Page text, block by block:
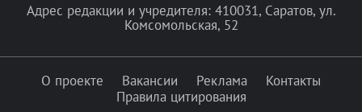
Адрес редакции и учредителя: 410031, Саратов, ул.
Комсомольская, 52
О проекте Вакансии Реклама
Контакты
Правила цитирования